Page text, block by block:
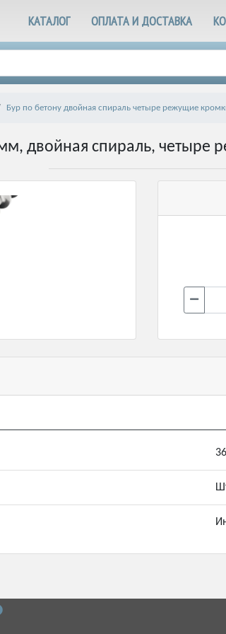
КАТАЛОГ ОПЛАТА И ДОСТАВКА
Бур по бетону двойная спираль четыре режущие
двойная спираль, четыре